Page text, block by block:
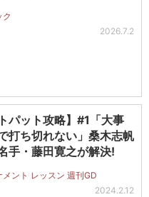
2026.7.2
パット攻略】#1「大事
打ち切れない」桑木志帆
手・藤田寛之が解決!
メント レッスン 週刊GD
2024.2.12